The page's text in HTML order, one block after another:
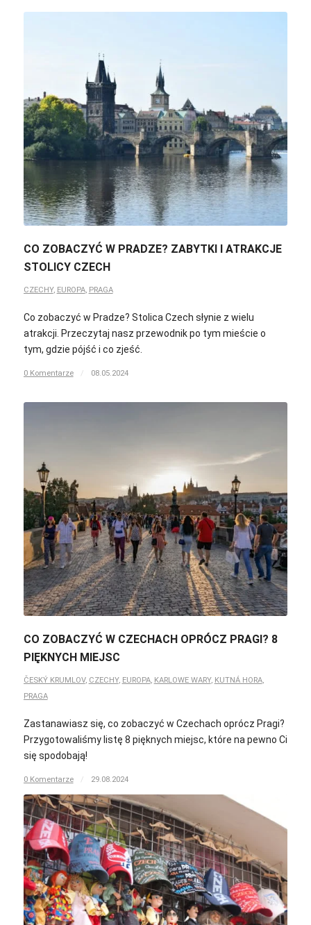
CO ZOBACZYĆ W PRADZE? ZABYTKI I ATRAKCJE
STOLICY CZECH
CZECHY, EUROPA, PRAGA
Co zobaczyć w Pradze? Stolica Czech słynie z wielu
atrakcji. Przeczytaj nasz przewodnik po tym mieście o
tym, gdzie pójść i co zjeść.
0 Komentarze / 08.05.2024
CO ZOBACZYĆ W CZECHACH OPRÓCZ PRAGI? 8
PIĘKNYCH MIEJSC
ČESKÝ KRUMLOV, CZECHY, EUROPA, KARLOWE WARY, KUTNÁ HORA,
PRAGA
Zastanawiasz się, co zobaczyć w Czechach oprócz Pragi?
Przygotowaliśmy listę 8 pięknych miejsc, które na pewno Ci
się spodobają!
0 Komentarze / 29.08.2024